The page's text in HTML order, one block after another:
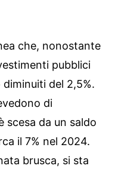
che, nonostante
pubblici
del 2,5%.
di
scesa da un saldo
il 7% nel 2024.
brusca, si sta